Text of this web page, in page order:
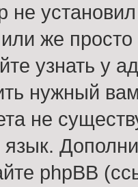
не
же
узнать у
нужный
не
язык.
phpBB